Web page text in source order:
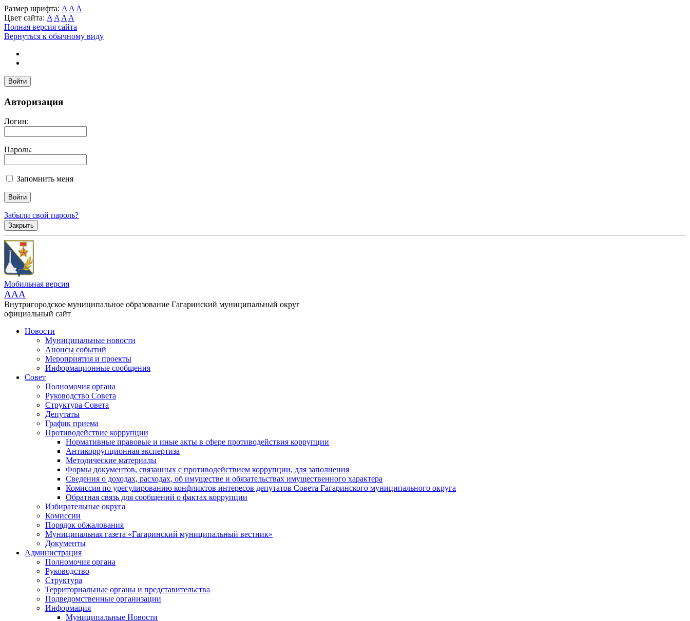
Размер шрифта: A A A
Цвет сайта: A A A A
Полная версия сайта
Вернуться к обычному виду
Войти
Авторизация
Логин:
Пароль:
Запомнить меня
Забыли свой пароль?
Закрыть
Мобильная версия
AAA
Внутригородское муниципальное образование Гагаринский муниципальный округ
официальный сайт
Новости
Муниципальные новости
Анонсы событий
Мероприятия и проекты
Информационные сообщения
Совет
Полномочия органа
Руководство Совета
Структура Совета
Депутаты
График приема
Противодействие коррупции
Нормативные правовые и иные акты в сфере противодействия коррупции
Антикоррупционная экспертиза
Методические материалы
Формы документов, связанных с противодействием коррупции, для заполнения
Сведения о доходах, расходах, об имуществе и обязательствах имущественного характера
Комиссия по урегулированию конфликтов интересов депутатов Совета Гагаринского муниципального округа
Обратная связь для сообщений о фактах коррупции
Избирательные округа
Комиссии
Порядок обжалования
Муниципальная газета «Гагаринский муниципальный вестник»
Документы
Администрация
Полномочия органа
Руководство
Структура
Территориальные органы и представительства
Подведомственные организации
Информация
Муниципальные Новости